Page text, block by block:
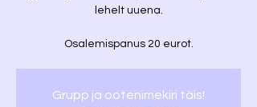
lehelt uuena.
Osalemispanus 20 eurot.
Grupp ja ootenimekiri täis!